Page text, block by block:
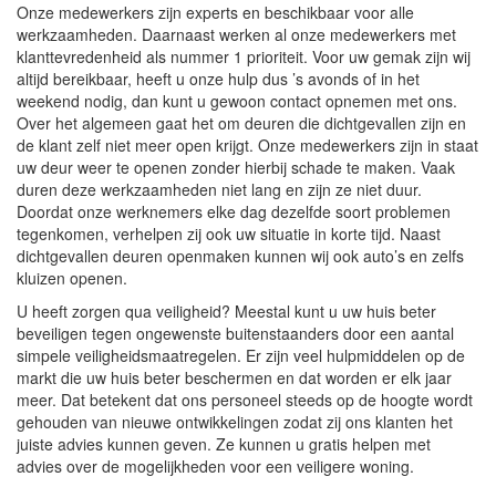
Onze medewerkers zijn experts en beschikbaar voor alle
werkzaamheden. Daarnaast werken al onze medewerkers met
klanttevredenheid als nummer 1 prioriteit. Voor uw gemak zijn wij
altijd bereikbaar, heeft u onze hulp dus ’s avonds of in het
weekend nodig, dan kunt u gewoon contact opnemen met ons.
Over het algemeen gaat het om deuren die dichtgevallen zijn en
de klant zelf niet meer open krijgt. Onze medewerkers zijn in staat
uw deur weer te openen zonder hierbij schade te maken. Vaak
duren deze werkzaamheden niet lang en zijn ze niet duur.
Doordat onze werknemers elke dag dezelfde soort problemen
tegenkomen, verhelpen zij ook uw situatie in korte tijd. Naast
dichtgevallen deuren openmaken kunnen wij ook auto’s en zelfs
kluizen openen.
U heeft zorgen qua veiligheid? Meestal kunt u uw huis beter
beveiligen tegen ongewenste buitenstaanders door een aantal
simpele veiligheidsmaatregelen. Er zijn veel hulpmiddelen op de
markt die uw huis beter beschermen en dat worden er elk jaar
meer. Dat betekent dat ons personeel steeds op de hoogte wordt
gehouden van nieuwe ontwikkelingen zodat zij ons klanten het
juiste advies kunnen geven. Ze kunnen u gratis helpen met
advies over de mogelijkheden voor een veiligere woning.